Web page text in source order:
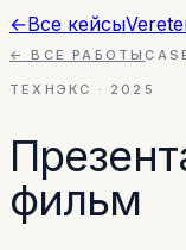
←Все кейсы
← ВСЕ РАБОТЫ
ТЕХНЭКС · 2025
фильм